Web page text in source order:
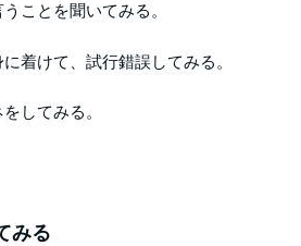
ことを聞いてみる。
着けて、試行錯誤してみる。
してみる。
みる